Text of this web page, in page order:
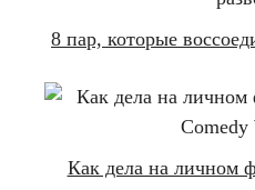
8 пар, которые
Как дела на личном